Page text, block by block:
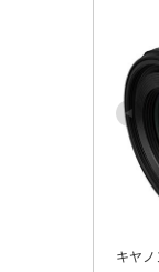
キヤノ